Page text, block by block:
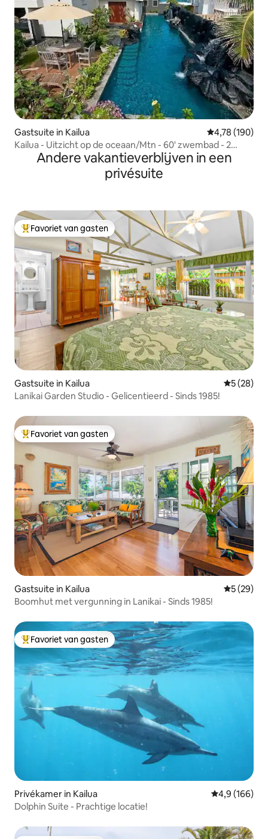
Gastsuite in Kailua Gemiddelde
4,78 (190)
Kailua - Uitzicht op de oceaan/Mtn - 60' zwembad - 2
dekkenAndere vakantieverblijven in een
privésuite
Topfavoriet van gasten
Favoriet van gasten
Gastsuite in Kailua
5 (28)
Lanikai Garden Studio - Gelicentieerd - Sinds 1985!
Topfavoriet van gasten
Favoriet van gasten
Gastsuite in Kailua
5 (29)
Boomhut met vergunning in Lanikai - Sinds 1985!
Topfavoriet van gasten
Favoriet van gasten
Privékamer in Kailua Gemiddelde
4,9 (166)
Dolphin Suite - Prachtige locatie!